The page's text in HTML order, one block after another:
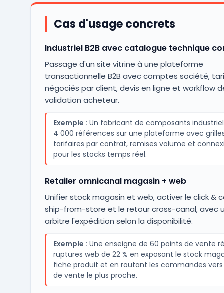
Cas d'usage concrets
Industriel B2B avec catalogue technique
Passage d'un site vitrine à une plateforme
transactionnelle B2B avec comptes société,
négociés par client, devis en ligne et workflow
validation acheteur.
Exemple : Un fabricant de composants
4 000 références sur une plateforme avec
tarifaires par contrat, remises volume et
pour les stocks temps réel.
Retailer omnicanal magasin + web
Unifier stock magasin et web, activer le click &
ship-from-store et le retour cross-canal, avec
arbitre l'expédition selon la disponibilité.
Exemple : Une enseigne de 60 points de vente
ruptures web de 22 % en exposant le stock
fiche produit et en routant les commandes
de vente le plus proche.